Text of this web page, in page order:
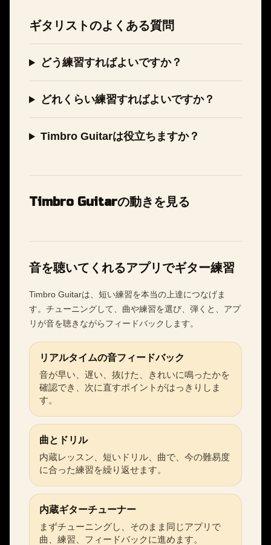
ギタリストのよくある質問
どう練習すればよいですか？
どれくらい練習すればよいですか？
Timbro Guitarは役立ちますか？
Timbro Guitarの動きを見る
音を聴いてくれるアプリでギター練習
Timbro Guitarは、短い練習を本当の上達につなげま
す。チューニングして、曲や練習を選び、弾くと、アプ
リが音を聴きながらフィードバックします。
リアルタイムの音フィードバック
音が早い、遅い、抜けた、きれいに鳴ったかを
確認でき、次に直すポイントがはっきりしま
す。
曲とドリル
内蔵レッスン、短いドリル、曲で、今の難易度
に合った練習を繰り返せます。
内蔵ギターチューナー
まずチューニングし、そのまま同じアプリで
曲、練習、フィードバックに進めます。